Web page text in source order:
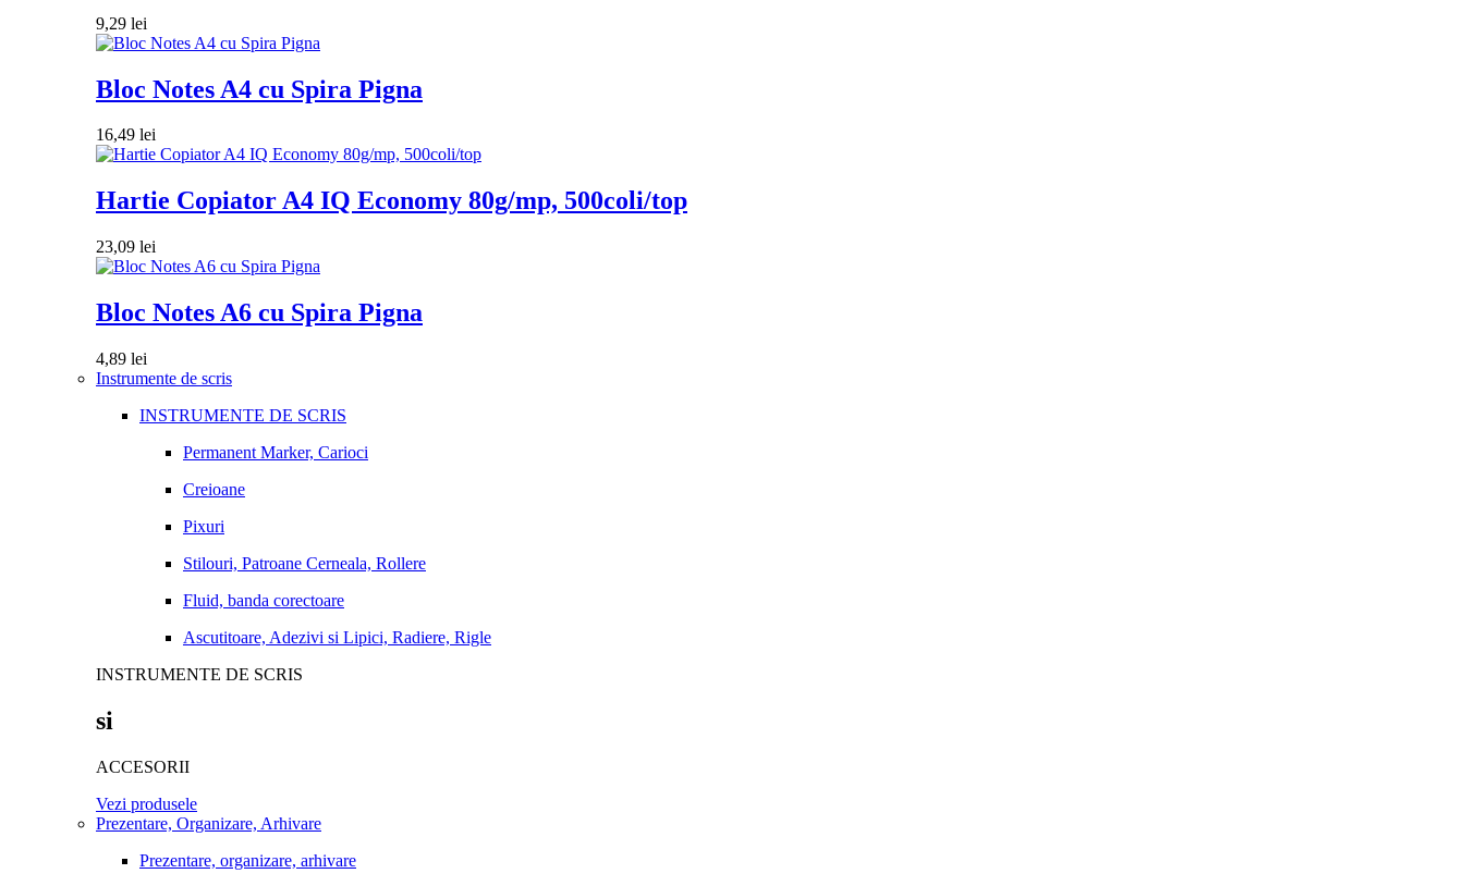
9,29 lei
Bloc Notes A4 cu Spira Pigna
16,49 lei
Hartie Copiator A4 IQ Economy 80g/mp, 500coli/top
23,09 lei
Bloc Notes A6 cu Spira Pigna
4,89 lei
Instrumente de scris
INSTRUMENTE DE SCRIS
Permanent Marker, Carioci
Creioane
Pixuri
Stilouri, Patroane Cerneala, Rollere
Fluid, banda corectoare
Ascutitoare, Adezivi si Lipici, Radiere, Rigle
INSTRUMENTE DE SCRIS
si
ACCESORII
Vezi produsele
Prezentare, Organizare, Arhivare
Prezentare, organizare, arhivare